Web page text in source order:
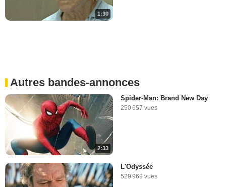
1:30
Autres bandes-annonces
2:33
Spider-Man: Brand New Day
250 657 vues
L'Odyssée
529 969 vues